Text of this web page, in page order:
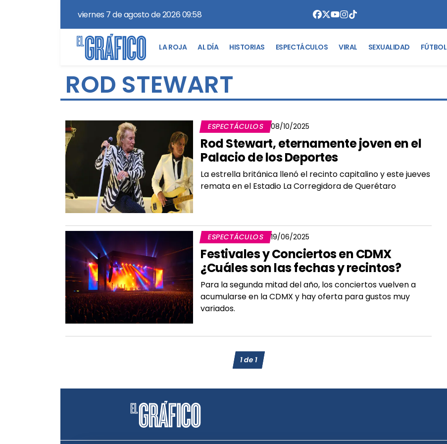
viernes 7 de agosto de 2026 09:58
LA ROJA AL DÍA HISTORIAS ESPECTÁCULOS VIRAL SEXUALIDAD FÚTBOL
ROD STEWART
ESPECTÁCULOS 08/10/2025
Rod Stewart, eternamente joven en el
Palacio de los Deportes
La estrella británica llenó el recinto capitalino y este jueves
remata en el Estadio La Corregidora de Querétaro
ESPECTÁCULOS 19/06/2025
Festivales y Conciertos en CDMX
¿Cuáles son las fechas y recintos?
Para la segunda mitad del año, los conciertos vuelven a
acumularse en la CDMX y hay oferta para gustos muy
variados.
1de1